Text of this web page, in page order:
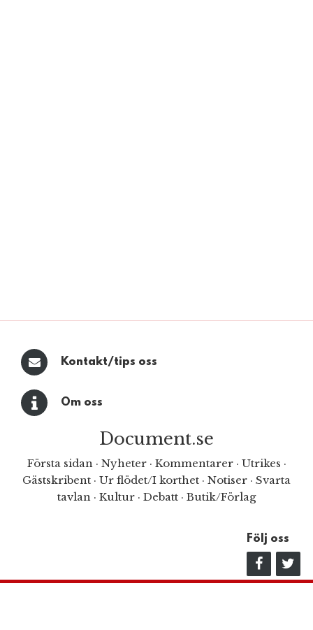
Kontakt/tips oss
Om oss
Document.se
Första sidan· Nyheter· Kommentarer· Utrikes ·
Gästskribent · Ur flödet/I korthet · Notiser · Svarta
tavlan · Kultur · Debatt · Butik/Förlag
Följ oss